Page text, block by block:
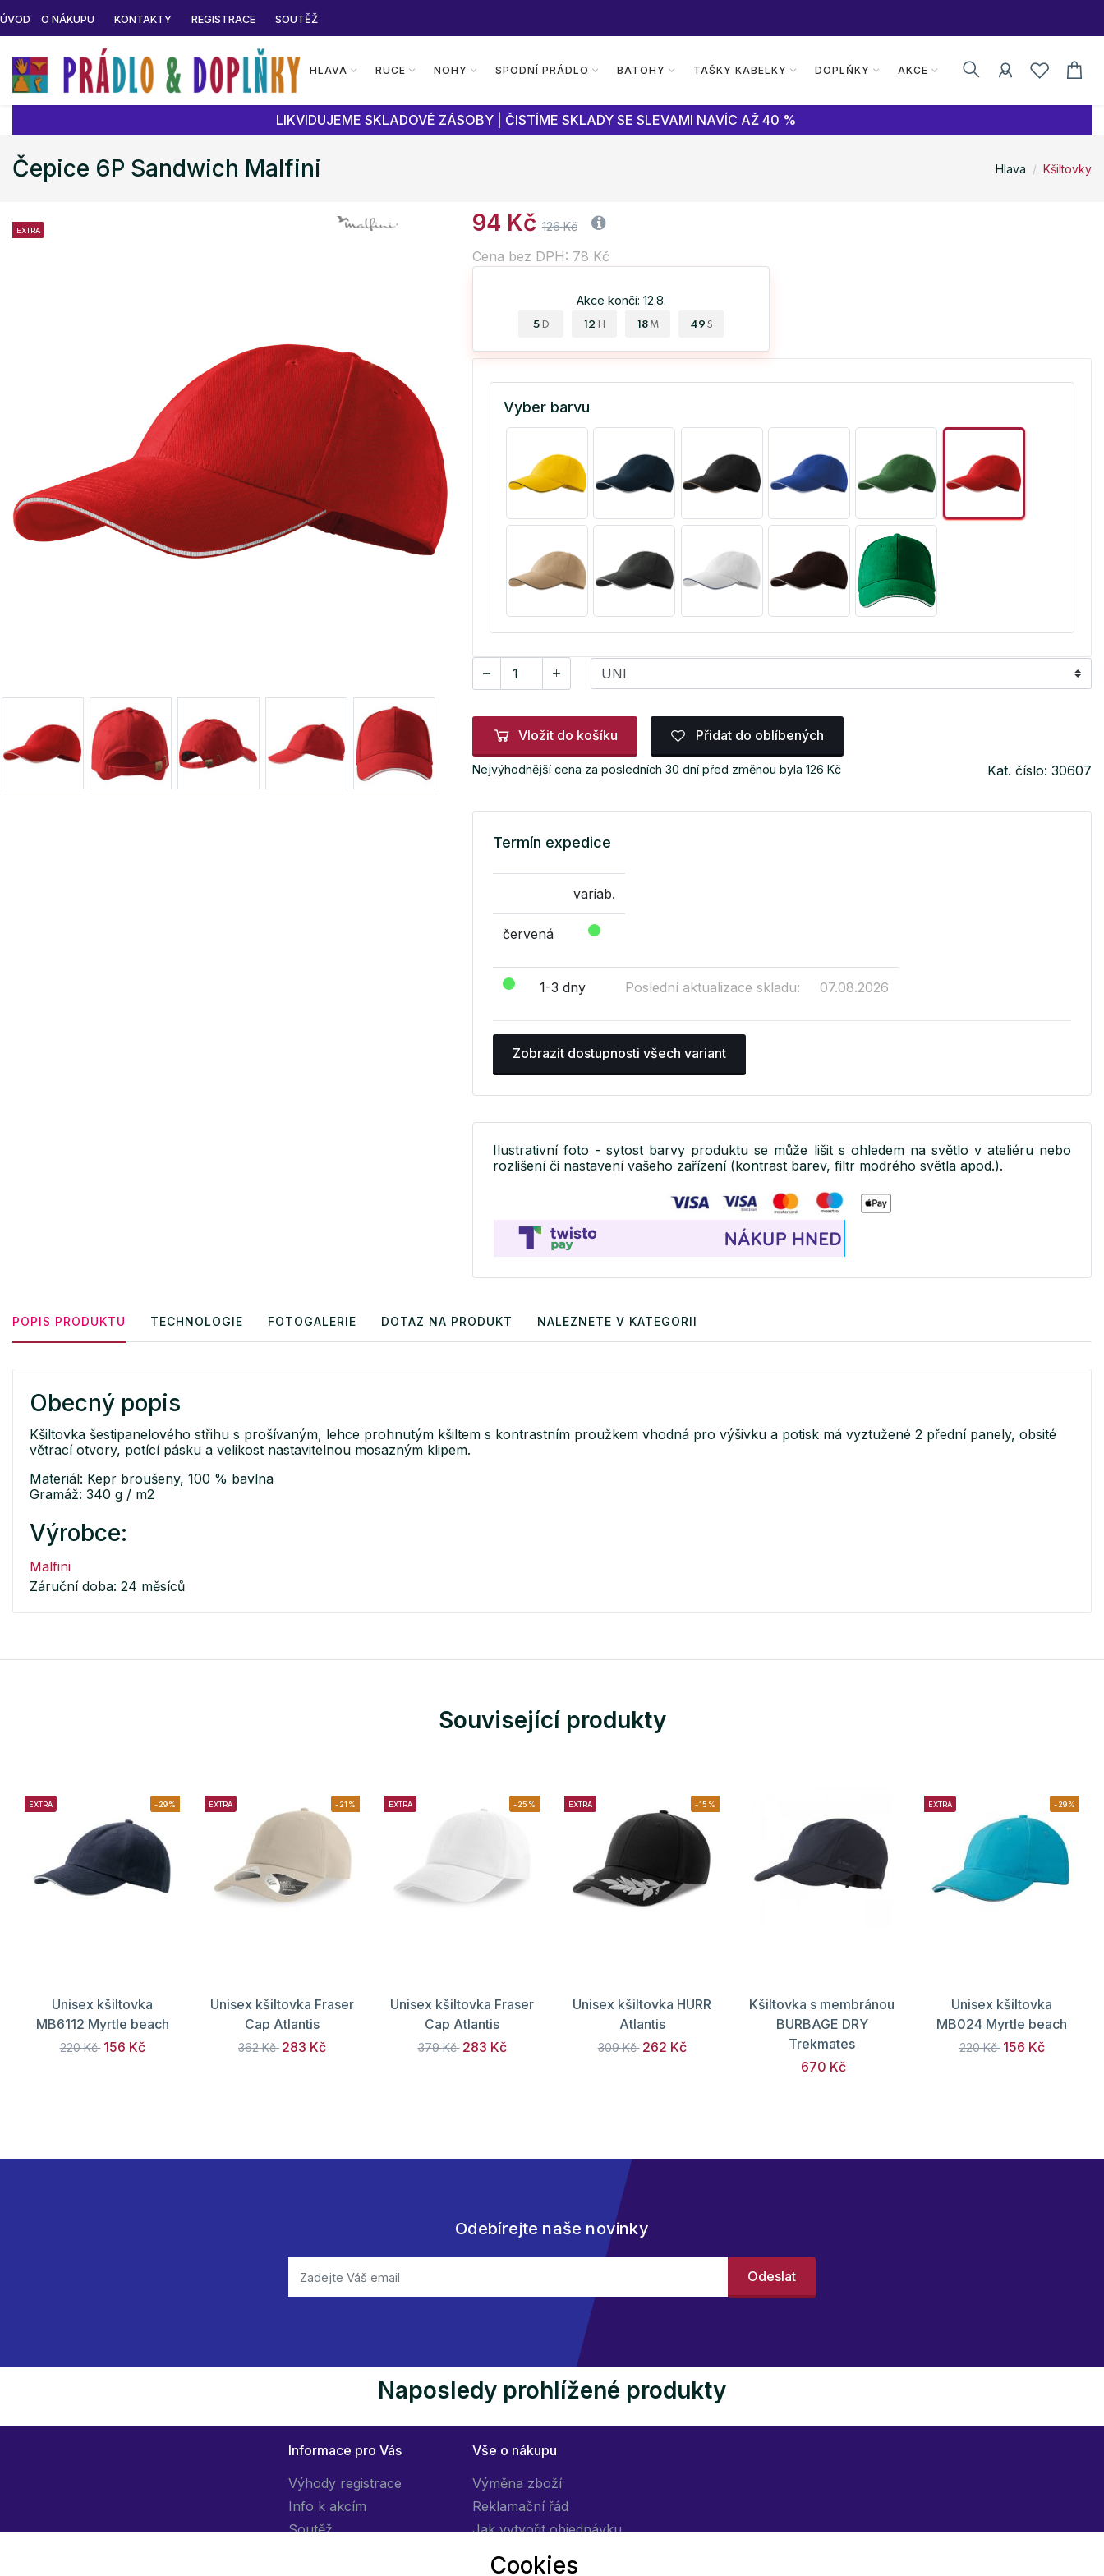
ÚVOD O NÁKUPU KONTAKTY REGISTRACE SOUTĚŽ
HLAVA RUCE NOHY SPODNÍ PRÁDLO BATOHY TAŠKY KABELKY DOPLŇKY AKCE
LIKVIDUJEME SKLADOVÉ ZÁSOBY | ČISTÍME SKLADY SE SLEVAMI NAVÍC AŽ 40 %
Čepice 6P Sandwich Malfini Hlava Kšiltovky
EXTRA 94 Kč 126 Kč
Cena bez DPH: 78 Kč
Akce končí: 12.8.
5 D 12 H 18 M 48 S
Vyber barvu
Vložit do košíku Přidat do oblíbených
Nejvýhodnější cena za posledních 30 dní před změnou byla 126 Kč Kat. číslo: 30607
Termín expedice
variab.
červená
1-3 dny Poslední aktualizace skladu: 07.08.2026
Zobrazit dostupnosti všech variant
Ilustrativní foto - sytost barvy produktu se může lišit s ohledem na světlo v ateliéru nebo
rozlišení či nastavení vašeho zařízení (kontrast barev, filtr modrého světla apod.).
POPIS PRODUKTU TECHNOLOGIE FOTOGALERIE DOTAZ NA PRODUKT NALEZNETE V KATEGORII
Obecný popis
Kšiltovka šestipanelového střihu s prošívaným, lehce prohnutým kšiltem s kontrastním proužkem vhodná pro výšivku a potisk má vyztužené 2 přední panely, obsité
větrací otvory, potící pásku a velikost nastavitelnou mosazným klipem.
Materiál: Kepr broušeny, 100 % bavlna
Gramáž: 340 g / m2
Výrobce:
Malfini
Záruční doba: 24 měsíců
Související produkty
EXTRA -29%
Unisex kšiltovka
MB6112 Myrtle beach
220 Kč 156 Kč
EXTRA -21%
Unisex kšiltovka Fraser
Cap Atlantis
362 Kč 283 Kč
EXTRA -25%
Unisex kšiltovka Fraser
Cap Atlantis
379 Kč 283 Kč
EXTRA -15%
Unisex kšiltovka HURR
Atlantis
309 Kč 262 Kč
Kšiltovka s membránou
BURBAGE DRY
Trekmates
670 Kč
EXTRA -29%
Unisex kšiltovka
MB024 Myrtle beach
220 Kč 156 Kč
Odebírejte naše novinky
Naposledy prohlížené produkty
Informace pro Vás
Výhody registrace
Info k akcím
Soutěž
Vše o nákupu
Výměna zboží
Reklamační řád
Jak vytvořit objednávku
Obchodní podmínky
Cookies